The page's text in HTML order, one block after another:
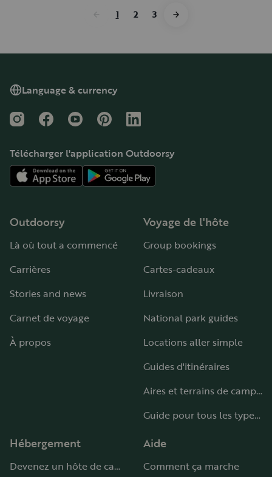
1 2 3
Language & currency
InstagramFacebookYouTubePinterestLinkedIn
Télécharger l'application Outdoorsy
Outdoorsy
Là où tout a commencé
Carrières
Stories and news
Carnet de voyage
À propos
Voyage de l'hôte
Group bookings
Cartes-cadeaux
Livraison
National park guides
Locations aller simple
Guides d'itinéraires
Aires et terrains de camping-car
Guide pour tous les types de camping-car
Hébergement
Devenez un hôte de camping-car
Aide
Comment ça marche